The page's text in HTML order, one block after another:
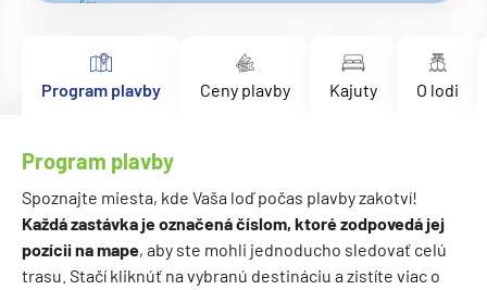
Program plavby Ceny plavby Kajuty O lodi
Program plavby
Spoznajte miesta, kde Vaša loď počas plavby zakotví!
Každá zastávka je označená číslom, ktoré zodpovedá jej
pozícii na mape, aby ste mohli jednoducho sledovať celú
trasu. Stačí kliknúť na vybranú destináciu a zistíte viac o